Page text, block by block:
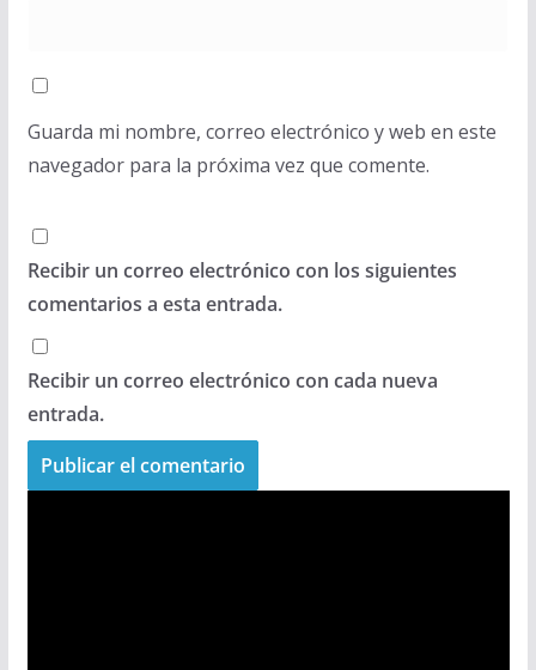
Guarda mi nombre, correo electrónico y web en este
navegador para la próxima vez que comente.
Recibir un correo electrónico con los siguientes
comentarios a esta entrada.
Recibir un correo electrónico con cada nueva
entrada.